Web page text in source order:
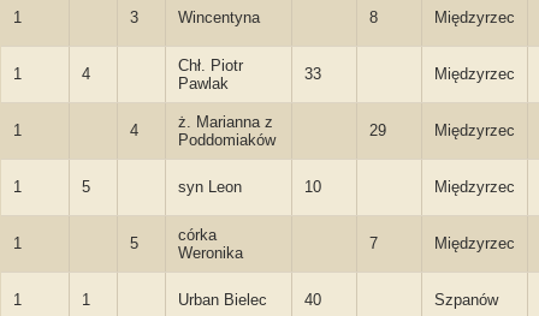
1 3 Wincentyna 8 Międzyrzec
1 4
Chł. Piotr
Pawlak
33 Międzyrzec
1 4
ż. Marianna z
Poddomiaków
29 Międzyrzec
1 5 syn Leon 10 Międzyrzec
1 5
córka
Weronika
7 Międzyrzec
1 1 Urban Bielec 40 Szpanów